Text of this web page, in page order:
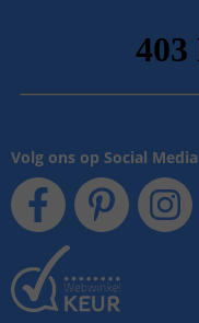
Volg ons op Social Media